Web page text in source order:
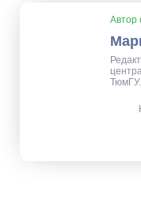
Автор
ТюмГУ.